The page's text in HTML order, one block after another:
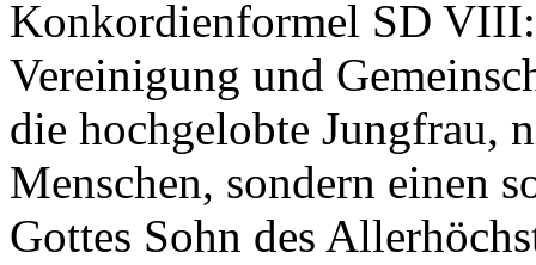
Konkordienformel SD
Vereinigung und
die hochgelobte Jungfrau,
Menschen, sondern einen
Gottes Sohn des